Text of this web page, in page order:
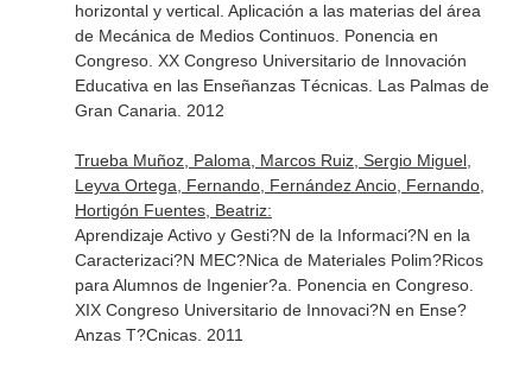
horizontal y vertical. Aplicación a las materias del área
de Mecánica de Medios Continuos. Ponencia en
Congreso. XX Congreso Universitario de Innovación
Educativa en las Enseñanzas Técnicas. Las Palmas de
Gran Canaria. 2012
Trueba Muñoz, Paloma, Marcos Ruiz, Sergio Miguel,
Leyva Ortega, Fernando, Fernández Ancio, Fernando,
Hortigón Fuentes, Beatriz:
Aprendizaje Activo y Gesti?N de la Informaci?N en la
Caracterizaci?N MEC?Nica de Materiales Polim?Ricos
para Alumnos de Ingenier?a. Ponencia en Congreso.
XIX Congreso Universitario de Innovaci?N en Ense?
Anzas T?Cnicas. 2011